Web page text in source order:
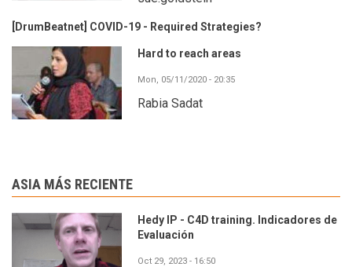
[DrumBeatnet] COVID-19 - Required Strategies?
Hard to reach areas
Mon, 05/11/2020 - 20:35
Rabia Sadat
ASIA MÁS RECIENTE
Hedy IP - C4D training. Indicadores de
Evaluación
Oct 29, 2023 - 16:50